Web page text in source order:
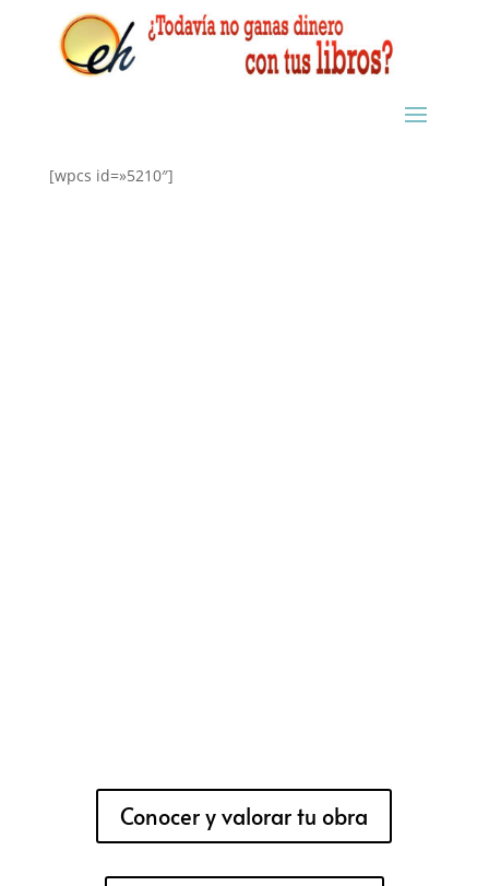
[wpcs id=»5210″]
Conocer y valorar tu obra